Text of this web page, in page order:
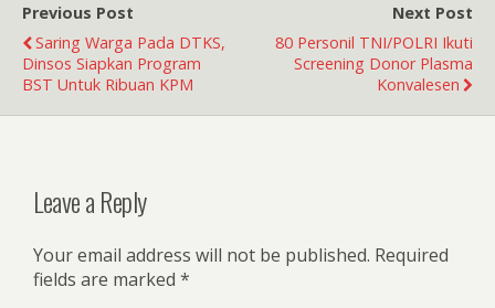
Previous Post
Saring Warga Pada DTKS,
Dinsos Siapkan Program
BST Untuk Ribuan KPM
Next Post
80 Personil TNI/POLRI Ikuti
Screening Donor Plasma
Konvalesen
Leave a Reply
Your email address will not be published. Required
fields are marked *